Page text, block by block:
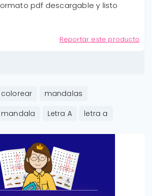
pdf descargable y listo
Reportar este producto
mandalas
Letra A letra a